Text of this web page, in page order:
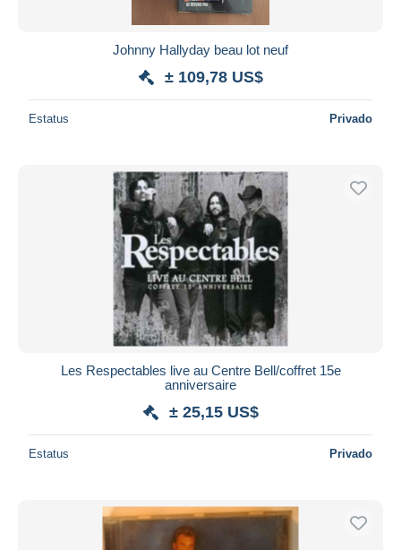
Johnny Hallyday beau lot neuf
± 109,78 US$
Estatus Privado
Les Respectables live au Centre Bell/coffret 15e
anniversaire
± 25,15 US$
Estatus Privado